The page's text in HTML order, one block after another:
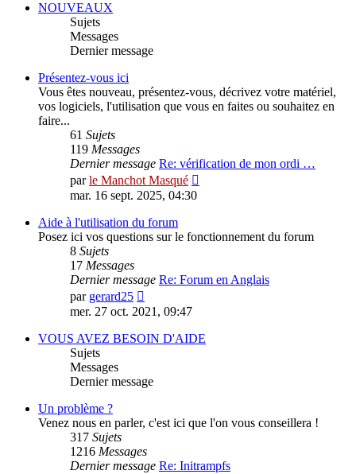
NOUVEAUX
Sujets
Messages
Dernier message
Présentez-vous ici
Vous êtes nouveau, présentez-vous, décrivez votre matériel,
vos logiciels, l'utilisation que vous en faites ou souhaitez en
faire...
61 Sujets
119 Messages
Dernier message Re: vérification de mon ordi …
parle Manchot Masqué
mar. 16 sept. 2025, 04:30
Aide à l'utilisation du forum
Posez ici vos questions sur le fonctionnement du forum
8 Sujets
17 Messages
Dernier message Re: Forum en Anglais
par gerard25
le
message
mer. 27 oct. 2021, 09:47
VOUS AVEZ BESOIN D'AIDE
Sujets
Messages
Dernier message
Un problème ?
Venez nous en parler, c'est ici que l'on vous conseillera !
317 Sujets
1216 Messages
Dernier message Re: Initrampfs